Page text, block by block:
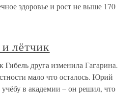
здоровье и рост не выше 170
лётчик
друга изменила Гагарина.
мало что осталось. Юрий
учёбу в академии – он решил, что